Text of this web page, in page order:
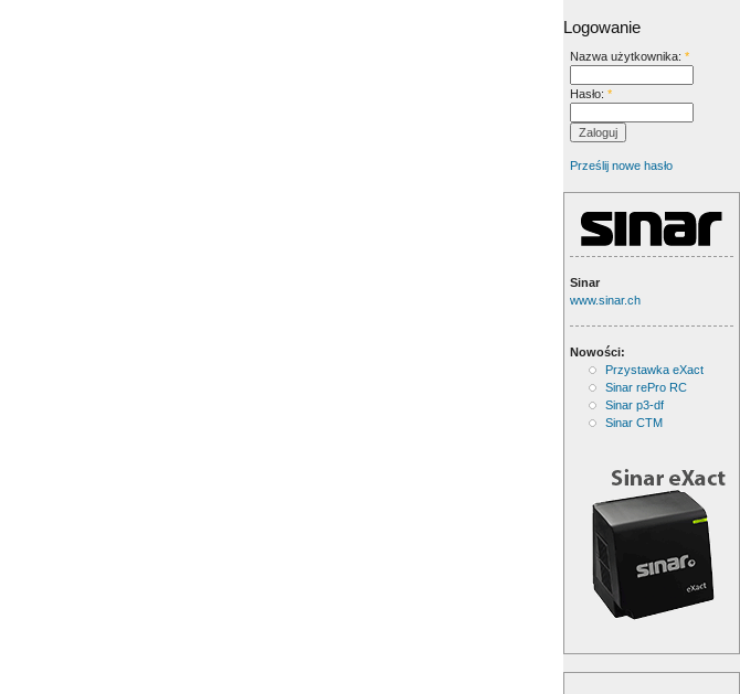
Logowanie
Nazwa użytkownika: *
Hasło: *
Prześlij nowe hasło
Sinar
www.sinar.ch
Nowości:
Przystawka eXact
Sinar rePro RC
Sinar p3-df
Sinar CTM